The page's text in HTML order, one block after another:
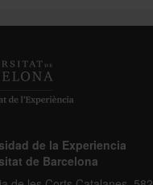
de la Experiencia
de Barcelona